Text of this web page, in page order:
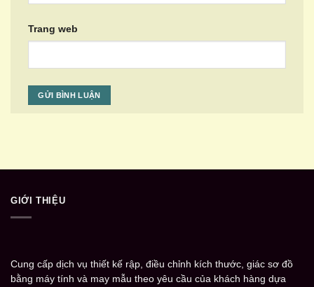
Trang web
GIỚI THIỆU
Cung cấp dịch vụ thiết kế rập, điều chỉnh kích thước, giác sơ đồ
bằng máy tính và may mẫu theo yêu cầu của khách hàng dựa